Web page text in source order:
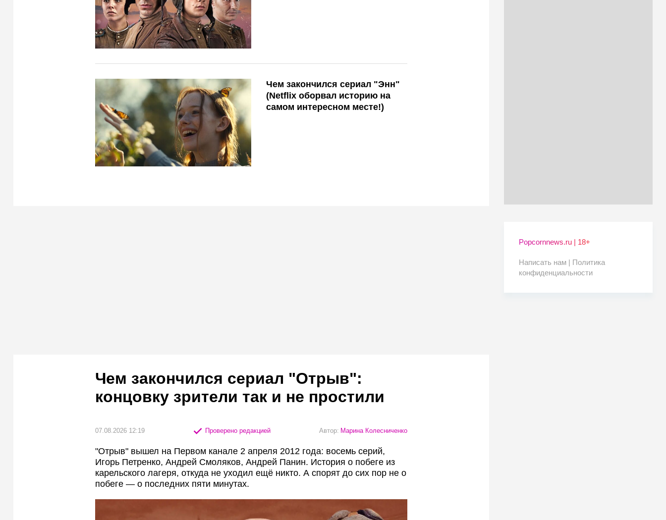
Чем закончился сериал "Энн"
(Netflix оборвал историю на
самом интересном месте!)
Чем закончился сериал "Отрыв":
концовку зрители так и не простили
07.08.2026 12:19 Проверено редакцией Автор: Марина Колесниченко
"Отрыв" вышел на Первом канале 2 апреля 2012 года: восемь серий,
Игорь Петренко, Андрей Смоляков, Андрей Панин. История о побеге из
карельского лагеря, откуда не уходил ещё никто. А спорят до сих пор не о
побеге — о последних пяти минутах.
Popcornnews.ru | 18+
Написать нам | Политика
конфиденциальности